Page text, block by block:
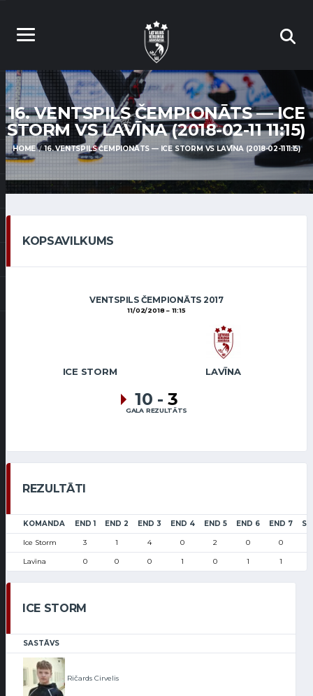
16. VENTSPILS ČEMPIONĀTS — ICE
STORM VS LAVĪNA (2018-02-11 11:15)
HOME 16. VENTSPILS ČEMPIONĀTS — ICE STORM VS LAVĪNA (2018-02-11 11:15)
KOPSAVILKUMS
VENTSPILS ČEMPIONĀTS 2017
11/02/2018 11:15
ICE STORM LAVĪNA
10 - 3
GALA REZULTĀTS
REZULTĀTI
KOMANDA END 1 END 2 END 3 END 4 END 5 END 6 END 7
Ice Storm 3 1 4 0 2 0 0
Lavīna 0 0 0 1 0 1 1
ICE STORM
SASTĀVS
Ričards Cirvelis